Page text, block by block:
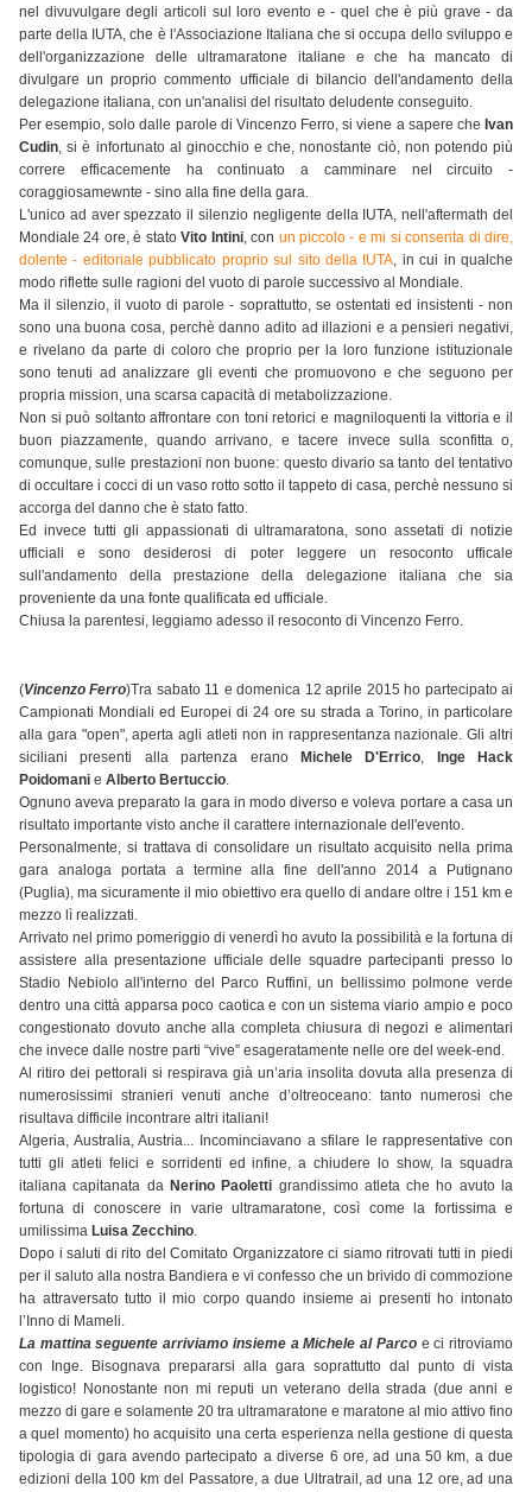
nel divuvulgare degli articoli sul loro evento e - quel che è più grave - da
parte della IUTA, che è l'Associazione Italiana che si occupa dello sviluppo e
dell'organizzazione delle ultramaratone italiane e che ha mancato di
divulgare un proprio commento ufficiale di bilancio dell'andamento della
delegazione italiana, con un'analisi del risultato deludente conseguito.
Per esempio, solo dalle parole di Vincenzo Ferro, si viene a sapere che Ivan
Cudin, si è infortunato al ginocchio e che, nonostante ciò, non potendo più
correre efficacemente ha continuato a camminare nel circuito -
coraggiosamewnte - sino alla fine della gara.
L'unico ad aver spezzato il silenzio negligente della IUTA, nell'aftermath del
Mondiale 24 ore, è statoVito Intini, con un piccolo - e mi si consenta di dire,
dolente - editoriale pubblicato proprio sul sito della IUTA, in cui in qualche
modo riflette sulle ragioni del vuoto di parole successivo al Mondiale.
Ma il silenzio, il vuoto di parole - soprattutto, se ostentati ed insistenti - non
sono una buona cosa, perchè danno adito ad illazioni e a pensieri negativi,
e rivelano da parte di coloro che proprio per la loro funzione istituzionale
sono tenuti ad analizzare gli eventi che promuovono e che seguono per
propria mission, una scarsa capacità di metabolizzazione.
Non si può soltanto affrontare con toni retorici e magniloquenti la vittoria e il
buon piazzamente, quando arrivano, e tacere invece sulla sconfitta o,
comunque, sulle prestazioni non buone: questo divario sa tanto del tentativo
di occultare i cocci di un vaso rotto sotto il tappeto di casa, perchè nessuno si
accorga del danno che è stato fatto.
Ed invece tutti gli appassionati di ultramaratona, sono assetati di notizie
ufficiali e sono desiderosi di poter leggere un resoconto ufficale
sull'andamento della prestazione della delegazione italiana che sia
proveniente da una fonte qualificata ed ufficiale.
Chiusa la parentesi, leggiamo adesso il resoconto di Vincenzo Ferro.
(Vincenzo Ferro)Tra sabato 11 e domenica 12 aprile 2015 ho partecipato ai
Campionati Mondiali ed Europei di 24 ore su strada a Torino, in particolare
alla gara "open", aperta agli atleti non in rappresentanza nazionale. Gli altri
siciliani presenti alla partenza erano
Michele D'Errico,
Inge Hack
Poidomani e Alberto Bertuccio.
Ognuno aveva preparato la gara in modo diverso e voleva portare a casa un
risultato importante visto anche il carattere internazionale dell'evento.
Personalmente, si trattava di consolidare un risultato acquisito nella prima
gara analoga portata a termine alla fine dell'anno 2014 a Putignano
(Puglia), ma sicuramente il mio obiettivo era quello di andare oltre i 151 km e
mezzo lì realizzati.
Arrivato nel primo pomeriggio di venerdì ho avuto la possibilità e la fortuna di
assistere alla presentazione ufficiale delle squadre partecipanti presso lo
Stadio Nebiolo all'interno del Parco Ruffini, un bellissimo polmone verde
dentro una città apparsa poco caotica e con un sistema viario ampio e poco
congestionato dovuto anche alla completa chiusura di negozi e alimentari
che invece dalle nostre parti “vive” esageratamente nelle ore del week-end.
Al ritiro dei pettorali si respirava già un’aria insolita dovuta alla presenza di
numerosissimi stranieri venuti anche d’oltreoceano: tanto numerosi che
risultava difficile incontrare altri italiani!
Algeria, Australia, Austria... Incominciavano a sfilare le rappresentative con
tutti gli atleti felici e sorridenti ed infine, a chiudere lo show, la squadra
italiana capitanata da Nerino Paoletti grandissimo atleta che ho avuto la
fortuna di conoscere in varie ultramaratone, così come la fortissima e
umilissima Luisa Zecchino.
Dopo i saluti di rito del Comitato Organizzatore ci siamo ritrovati tutti in piedi
per il saluto alla nostra Bandiera e vi confesso che un brivido di commozione
ha attraversato tutto il mio corpo quando insieme ai presenti ho intonato
l’Inno di Mameli.
La mattina seguente arriviamo insieme a Michele al Parcoe ci ritroviamo
con Inge. Bisognava prepararsi alla gara soprattutto dal punto di vista
logistico! Nonostante non mi reputi un veterano della strada (due anni e
mezzo di gare e solamente 20 tra ultramaratone e maratone al mio attivo fino
a quel momento) ho acquisito una certa esperienza nella gestione di questa
tipologia di gara avendo partecipato a diverse 6 ore, ad una 50 km, a due
edizioni della 100 km del Passatore, a due Ultratrail, ad una 12 ore, ad una